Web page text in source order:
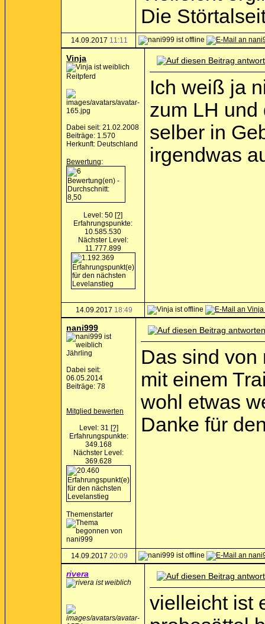
Die
14.09.2017 11:11
Vinja
Reitpferd
Dabei seit: 21.02.2008
Beiträge: 1.570
Herkunft: Deutschland
Bewertung:
Level: 50 [?]
Erfahrungspunkte:
10.585.530
Nächster Level:
11.777.899
Ich weiß ja
zum LH und
selber in
irgendwas
14.09.2017 18:49
nani999
Jährling
Dabei seit:
06.05.2014
Beiträge: 78
Mitglied bewerten
Level: 31 [?]
Erfahrungspunkte:
349.168
Nächster Level:
369.628
Themenstarter
Das sind von
mit einem
wohl etwas
Danke für
14.09.2017 20:09
rivera
vielleicht ist